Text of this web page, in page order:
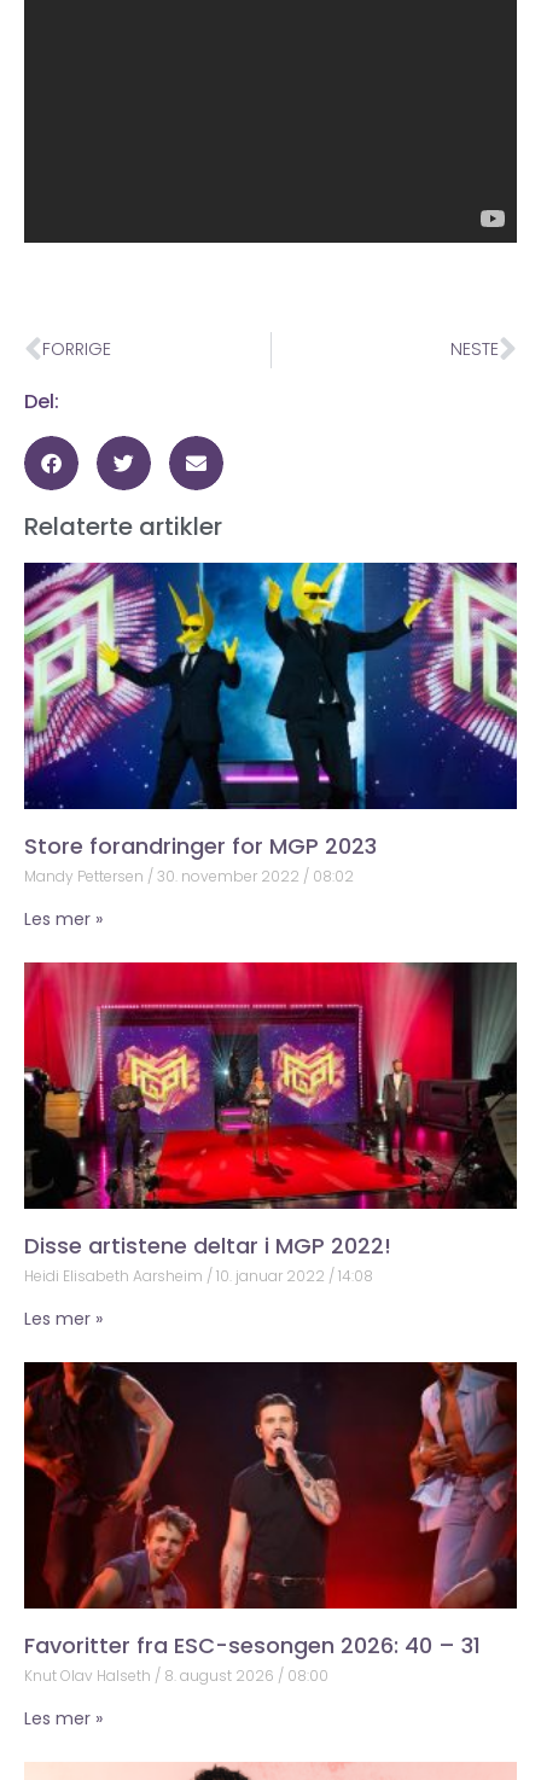
FORRIGE NESTE
Del:
Relaterte artikler
Store forandringer for MGP 2023
Mandy Pettersen 30. november 2022 08:02
Les mer »
Disse artistene deltar i MGP 2022!
Heidi Elisabeth Aarsheim 10. januar 2022 14:08
Les mer »
Favoritter fra ESC-sesongen 2026: 40 – 31
Knut Olav Halseth 8. august 2026 08:00
Les mer »